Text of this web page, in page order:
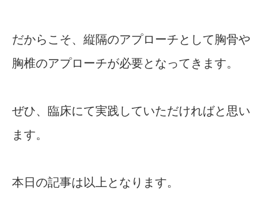
だからこそ、縦隔のアプローチとして胸骨や
胸椎のアプローチが必要となってきます。
ぜひ、臨床にて実践していただければと思い
ます。
本日の記事は以上となります。